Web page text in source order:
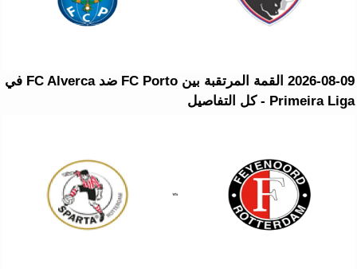
2026-08-09 القمة المرتقبة بين FC Porto ضد FC Alverca في
Primeira Liga - كل التفاصيل